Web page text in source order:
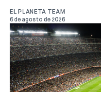
EL PLANETA TEAM
6 de agosto de 2026